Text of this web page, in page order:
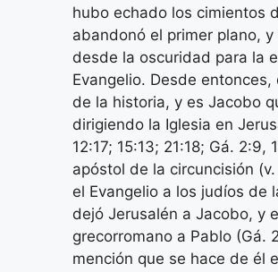
hubo echado los cimientos
abandonó el primer plano,
desde la oscuridad para la
Evangelio. Desde entonces,
de la historia, y es Jacobo
dirigiendo la Iglesia en
12:17; 15:13; 21:18; Gá. 2:9,
apóstol de la circuncisión
el Evangelio a los judíos de
dejó Jerusalén a Jacobo, y
grecorromano a Pablo (Gá.
mención que se hace de él